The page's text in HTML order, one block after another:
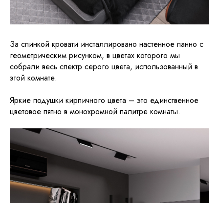
За спинкой кровати инсталлировано настенное панно с
геометрическим рисунком, в цветах которого мы
собрали весь спектр серого цвета, использованный в
этой комнате.
Яркие подушки кирпичного цвета – это единственное
цветовое пятно в монохромной палитре комнаты.